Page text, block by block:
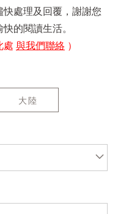
處理及回覆，謝謝您
的閱讀生活。
處 與我們聯絡 ）
大陸